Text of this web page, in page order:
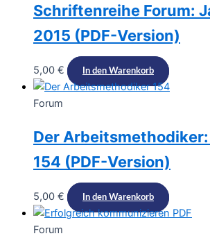
Schriftenreihe Forum:
2015 (PDF-Version)
5,00 € In den Warenkorb
Forum
Der
154 (PDF-Version)
5,00 € In den Warenkorb
Forum